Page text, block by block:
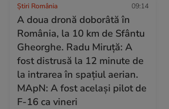
Știri România 09:14
A doua dronă doborâtă în
România, la 10 km de Sfântu
Gheorghe. Radu Miruță: A
fost distrusă la 12 minute de
la intrarea în spațiul aerian.
MApN: A fost același pilot de
F-16 ca vineri